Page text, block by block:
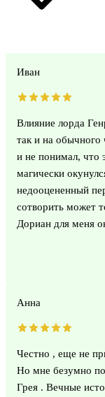
Иван
Влияние лорда
так и на обычного
и не понимал, что
магически
недооцененный
сотворить может
Дориан для меня
Анна
Честно , еще не
Но мне безумно
Грея . Вечные